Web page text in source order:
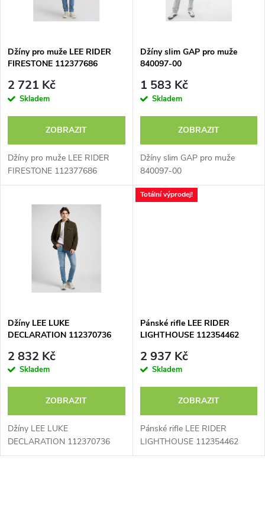
p
r
o
d
u
s
p
r
d
u
Džíny pro muže LEE RIDER
FIRESTONE 112377686
2 721 Kč
Skladem
ZOBRAZIT
Džíny pro muže LEE RIDER
FIRESTONE 112377686
Džíny slim GAP pro muže
840097-00
1 583 Kč
Skladem
ZOBRAZIT
Džíny slim GAP pro muže
840097-00
Džíny LEE LUKE
DECLARATION 112370736
2 832 Kč
Skladem
ZOBRAZIT
Džíny LEE LUKE
DECLARATION 112370736
Totální výprodej!
Pánské rifle LEE RIDER
LIGHTHOUSE 112354462
2 937 Kč
Skladem
ZOBRAZIT
Pánské rifle LEE RIDER
LIGHTHOUSE 112354462